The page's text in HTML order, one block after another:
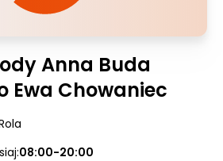
Anna Buda
Ewa Chowaniec
08:00-20:00